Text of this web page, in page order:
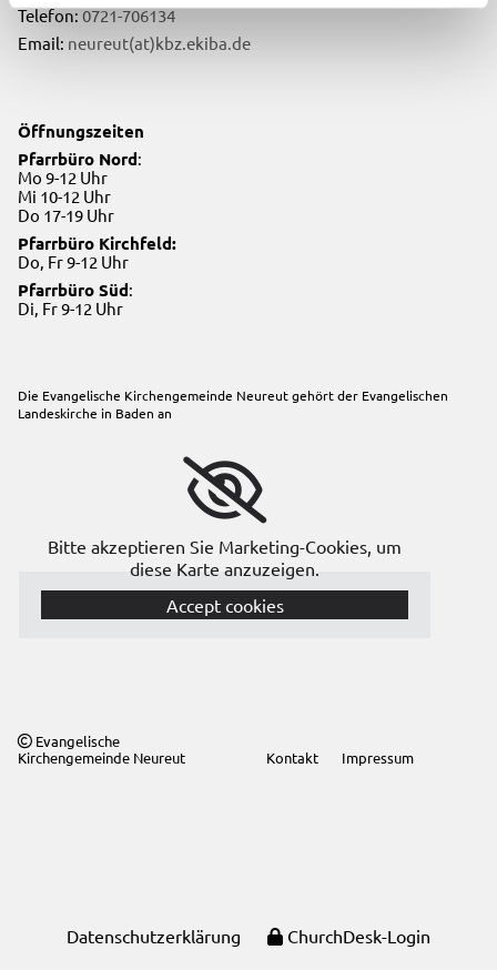
Telefon:0721-706134
Email: neureut(at)kbz.ekiba.de
Öffnungszeiten
Pfarrbüro Nord:
Mo 9-12 Uhr
Mi 10-12 Uhr
Do 17-19 Uhr
Pfarrbüro Kirchfeld:
Do, Fr 9-12 Uhr
Pfarrbüro Süd:
Di, Fr 9-12 Uhr
Die Evangelische Kirchengemeinde Neureut gehört der Evangelischen
Landeskirche in Baden an
Bitte akzeptieren Sie Marketing-Cookies, um
diese Karte anzuzeigen.
Accept cookies
 Evangelische
Kirchengemeinde Neureut
Kontakt Impressum
Datenschutzerklärung ChurchDesk-Login